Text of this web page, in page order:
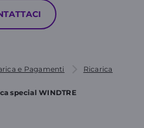
e Pagamenti Ricarica
special WINDTRE